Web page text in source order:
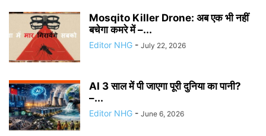
Mosqito Killer Drone: अब एक भी नहीं
बचेगा कमरे में –...
Editor NHG - July 22, 2026
AI 3 साल में पी जाएगा पूरी दुनिया का पानी?
–...
Editor NHG - June 6, 2026